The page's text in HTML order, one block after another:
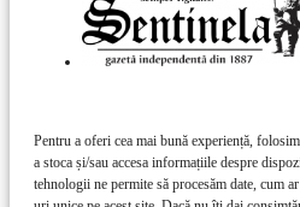
Pentru a oferi cea mai bună experiență,
a stoca și/sau accesa informațiile despre
tehnologii ne permite să procesăm date, cum
Ați introdus o adresă de e-mail
Vă rugăm să introduceți adresa dvs.